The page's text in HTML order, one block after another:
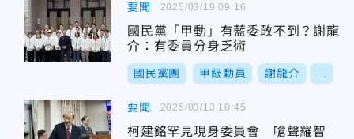
要聞
國民黨「甲動」有藍委敢不到？謝龍
介：有委員分身乏術
國民黨團 甲級動員 謝龍介
2025/03/19 09:16
要聞
柯建銘罕見現身委員會 嗆聲羅智
2025/03/13 10:45